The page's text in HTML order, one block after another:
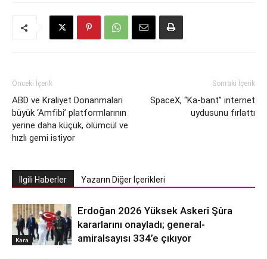
Önceki İçerik
ABD ve Kraliyet Donanmaları
büyük ‘Amfibi’ platformlarının
yerine daha küçük, ölümcül ve
hızlı gemi istiyor
Sonraki İçerik
SpaceX, “Ka-bant” internet
uydusunu fırlattı
İlgili Haberler Yazarın Diğer İçerikleri
Kara
Erdoğan 2026 Yüksek Askerî Şûra
kararlarını onayladı; general-
amiralsayısı 334’e çıkıyor